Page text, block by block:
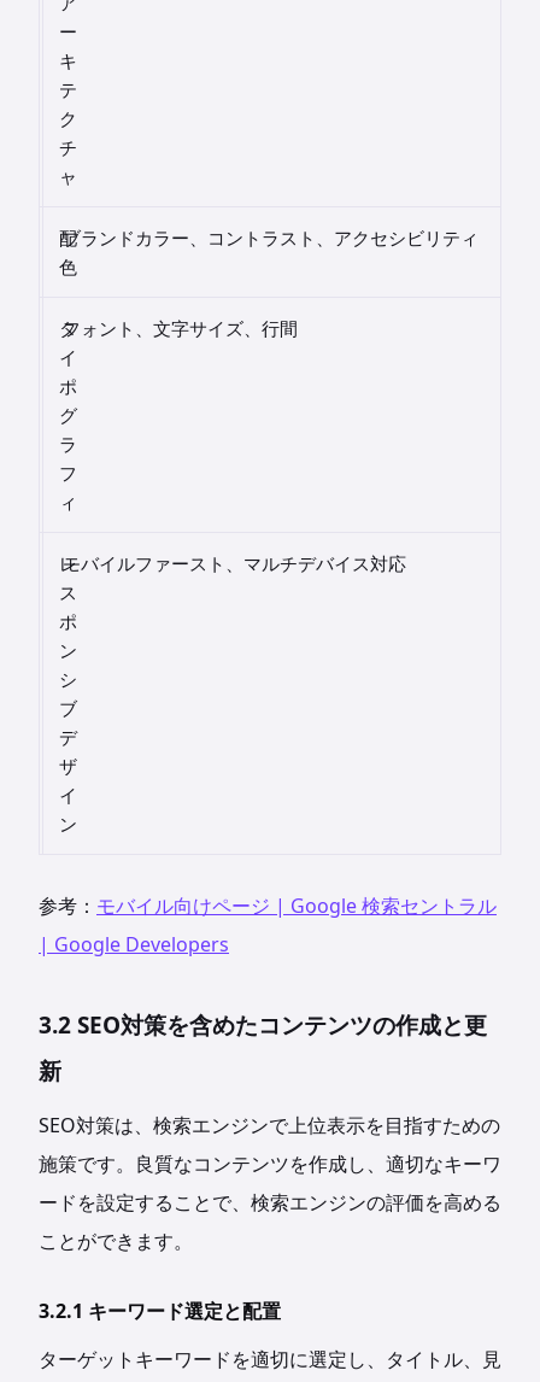
ー
キ
テ
ク
チ
ャ
配
色
ブランドカラー、コントラスト、アクセシビリティ
タ
イ
ポ
グ
ラ
フ
ィ
フォント、文字サイズ、行間
レ
ス
ポ
ン
シ
ブ
デ
ザ
イ
ン
モバイルファースト、マルチデバイス対応
参考： モバイル向けページ | Google 検索セントラル
| Google Developers
3.2 SEO対策を含めたコンテンツの作成と更
新
SEO対策は、検索エンジンで上位表示を目指すための
施策です。良質なコンテンツを作成し、適切なキーワ
ードを設定することで、検索エンジンの評価を高める
ことができます。
3.2.1 キーワード選定と配置
ターゲットキーワードを適切に選定し、タイトル、見